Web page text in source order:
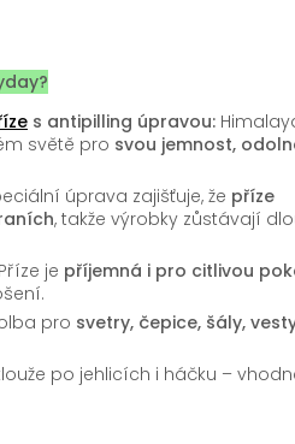
s antipilling úpravou:
světě pro svou jemnost,
úprava zajišťuje, že příze
, takže výrobky zůstávají
Příze je příjemná i pro citlivou
pro svetry, čepice, šály,
po jehlicích i háčku –